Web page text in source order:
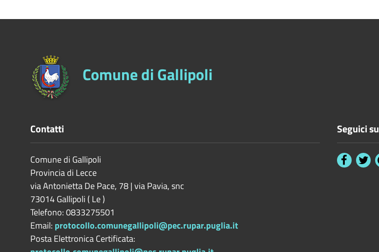
Comune di Gallipoli
Contatti
Comune di Gallipoli
Provincia di Lecce
via Antonietta De Pace, 78 | via Pavia, snc
73014Gallipoli ( Le)
Telefono: 0833275501
Email: protocollo.comunegallipoli@pec.rupar.puglia.it
Posta Elettronica Certificata:
Seguici su